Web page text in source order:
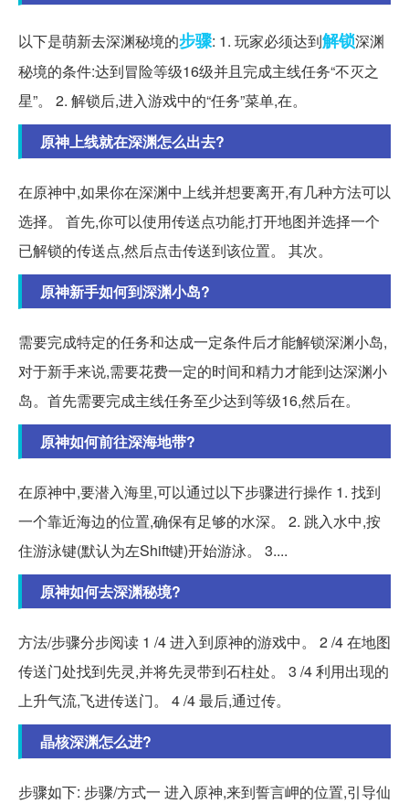
以下是萌新去深渊秘境的步骤: 1. 玩家必须达到解锁深渊
秘境的条件:达到冒险等级16级并且完成主线任务“不灭之
星”。 2. 解锁后,进入游戏中的“任务”菜单,在。
原神上线就在深渊怎么出去?
在原神中,如果你在深渊中上线并想要离开,有几种方法可以
选择。 首先,你可以使用传送点功能,打开地图并选择一个
已解锁的传送点,然后点击传送到该位置。 其次。
原神新手如何到深渊小岛?
需要完成特定的任务和达成一定条件后才能解锁深渊小岛,
对于新手来说,需要花费一定的时间和精力才能到达深渊小
岛。首先需要完成主线任务至少达到等级16,然后在。
原神如何前往深海地带?
在原神中,要潜入海里,可以通过以下步骤进行操作 1. 找到
一个靠近海边的位置,确保有足够的水深。 2. 跳入水中,按
住游泳键(默认为左Shift键)开始游泳。 3....
原神如何去深渊秘境?
方法/步骤分步阅读 1 /4 进入到原神的游戏中。 2 /4 在地图
传送门处找到先灵,并将先灵带到石柱处。 3 /4 利用出现的
上升气流,飞进传送门。 4 /4 最后,通过传。
晶核深渊怎么进?
步骤如下: 步骤/方式一 进入原神,来到誓言岬的位置,引导仙